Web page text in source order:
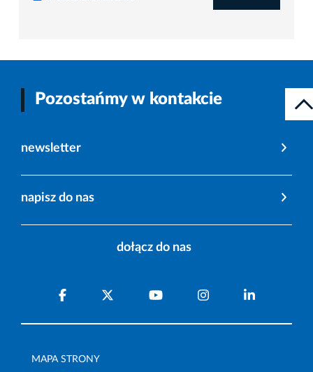
Pozostańmy w kontakcie
newsletter
napisz do nas
dołącz do nas
MAPA STRONY